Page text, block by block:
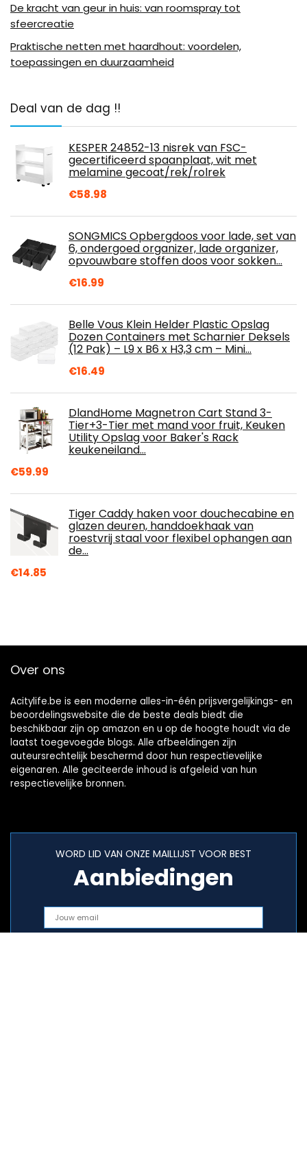
De kracht van geur in huis: van roomspray tot
sfeercreatie
Praktische netten met haardhout: voordelen,
toepassingen en duurzaamheid
Deal van de dag !!
KESPER 24852-13 nisrek van FSC-
gecertificeerd spaanplaat, wit met
melamine gecoat/rek/rolrek
€58.98
SONGMICS Opbergdoos voor lade, set van
6, ondergoed organizer, lade organizer,
opvouwbare stoffen doos voor sokken…
€16.99
Belle Vous Klein Helder Plastic Opslag
Dozen Containers met Scharnier Deksels
(12 Pak) – L9 x B6 x H3,3 cm – Mini…
€16.49
DlandHome Magnetron Cart Stand 3-
Tier+3-Tier met mand voor fruit, Keuken
Utility Opslag voor Baker's Rack
keukeneiland…
€59.99
Tiger Caddy haken voor douchecabine en
glazen deuren, handdoekhaak van
roestvrij staal voor flexibel ophangen aan
de…
€14.85
Over ons
Acitylife.be is een moderne alles-in-één prijsvergelijkings- en
beoordelingswebsite die de beste deals biedt die
beschikbaar zijn op amazon en u op de hoogte houdt via de
laatst toegevoegde blogs. Alle afbeeldingen zijn
auteursrechtelijk beschermd door hun respectievelijke
eigenaren. Alle geciteerde inhoud is afgeleid van hun
respectievelijke bronnen.
WORD LID VAN ONZE MAILLIJST VOOR BEST
Aanbiedingen